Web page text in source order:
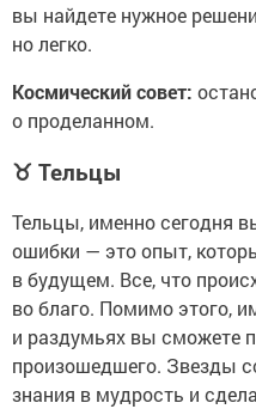
вы найдете нужное
но легко.
Космический совет:
о проделанном.
♉ Тельцы
Тельцы, именно сегодня
ошибки — это опыт,
в будущем. Все, что
во благо. Помимо этого,
и раздумьях вы сможете
произошедшего. Звезды
знания в мудрость и